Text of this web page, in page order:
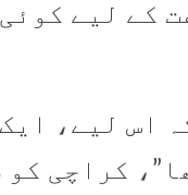
کے لیے
اس لیے،
کراچی